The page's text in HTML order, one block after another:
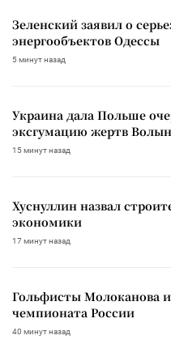
Зеленский заявил о
энергообъектов Одессы
5 минут назад
Украина дала Польше
эксгумацию жертв
15 минут назад
Хуснуллин назвал
экономики
17 минут назад
Гольфисты Молоканова
чемпионата России
40 минут назад